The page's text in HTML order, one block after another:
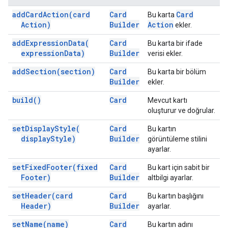
addCardAction(card
Action)
Card
Builder
Bu karta Card
Action ekler.
addExpressionData(
expressionData)
Card
Builder
Bu karta bir ifade
verisi ekler.
addSection(section)
Card
Builder
Bu karta bir bölüm
ekler.
build( ) Card
Mevcut kartı
oluşturur ve doğrular.
setDisplayStyle(
displayStyle)
Card
Builder
Bu kartın
görüntüleme stilini
ayarlar.
setFixedFooter(fixed
Footer)
Card
Builder
Bu kart için sabit bir
altbilgi ayarlar.
setHeader(card
Header)
Card
Builder
Bu kartın başlığını
ayarlar.
setName(name) Card Bu kartın adını